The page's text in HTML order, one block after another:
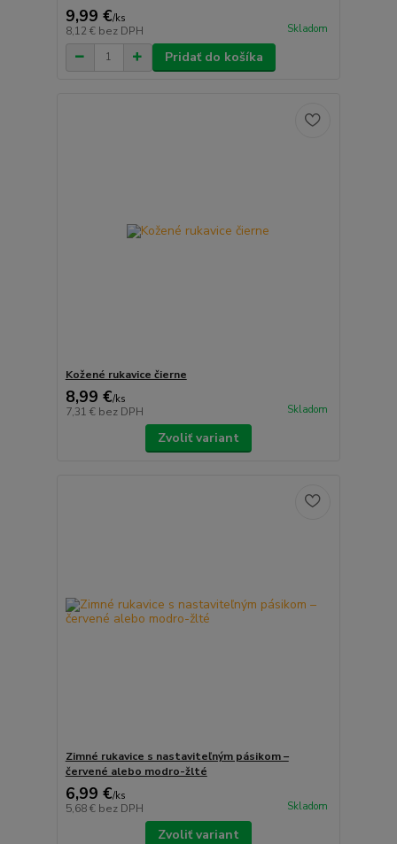
9,99 €/ks
8,12 € bez DPH Skladom
Pridať do košíka
Kožené rukavice čierne
8,99 €/ks
7,31 € bez DPH Skladom
Zvoliť variant
Zimné rukavice s nastaviteľným pásikom –
červené alebo modro-žlté
6,99 €/ks
5,68 € bez DPH Skladom
Zvoliť variant